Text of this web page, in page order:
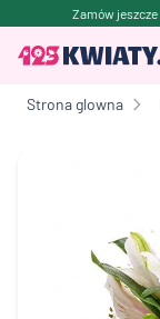
Zamów jeszcze
Strona glowna